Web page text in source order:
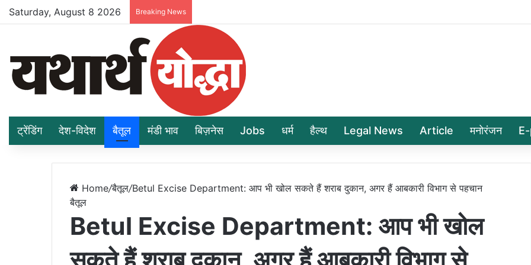
Saturday, August 8 2026 Breaking News
ट्रेंडिंग देश-विदेश बैतूल मंडी भाव बिज़नेस Jobs धर्म हैल्थ Legal News Article मनोरंजन
Home/बैतूल/Betul Excise Department: आप भी खोल सकते हैं शराब दुकान, अगर हैं आबकारी विभाग से पहचान
बैतूल
Betul Excise Department: आप भी खोल